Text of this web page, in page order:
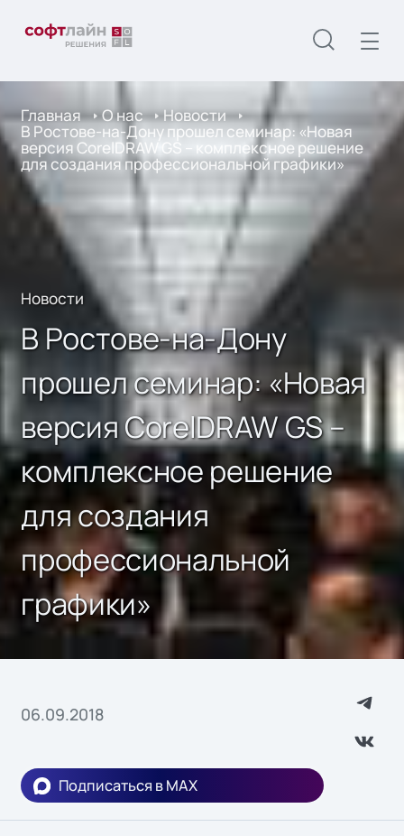
Главная О нас Новости
В Ростове-на-Дону прошел семинар: «Новая
версия CorelDRAW GS – комплексное решение
для создания профессиональной графики»
Новости
В Ростове-на-Дону
прошел семинар: «Новая
версия CorelDRAW GS –
комплексное решение
для создания
профессиональной
графики»
06.09.2018
Подписаться в MAX